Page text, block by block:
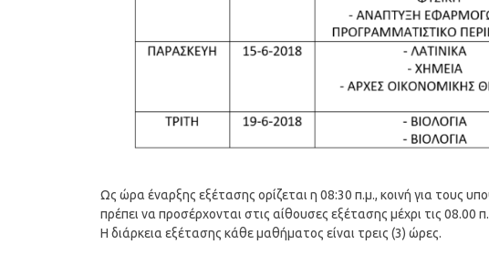
Ως ώρα έναρξης εξέτασης ορίζεται η 08:30 π.μ., κοινή για τους
πρέπει να προσέρχονται στις αίθουσες εξέτασης μέχρι τις 08.00
Η διάρκεια εξέτασης κάθε μαθήματος είναι τρεις (3) ώρες.